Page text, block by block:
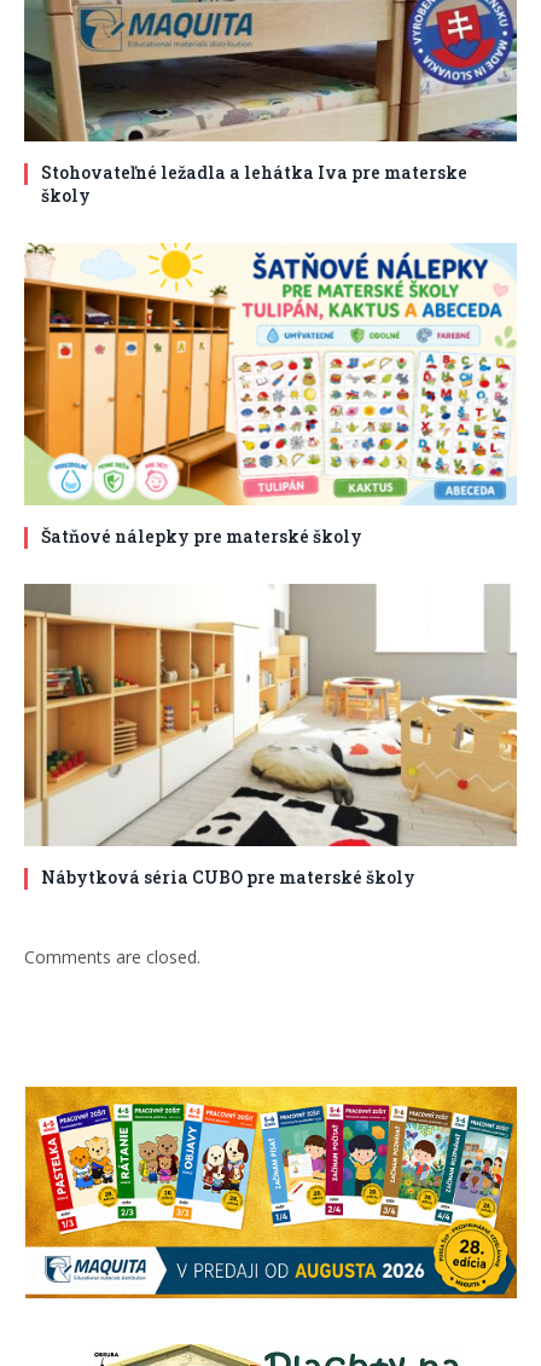
Stohovateľné ležadla a lehátka Iva pre materske
školy
Šatňové nálepky pre materské školy
Nábytková séria CUBO pre materské školy
Comments are closed.